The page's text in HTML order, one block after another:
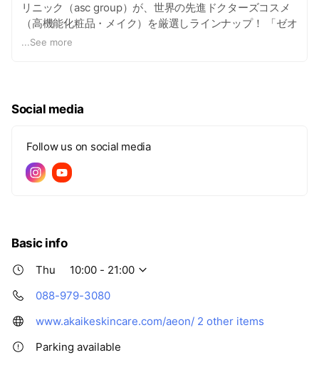
リニック（asc group）が、世界の先進ドクターズコスメ
（高機能化粧品・メイク）を厳選しラインナップ！ 「ゼオ
スキンヘルス」「エンビロン」「ジェーン・アイルデール
スタイルにあわせたご提案をさせていただきます。
...See more
Social media
Follow us on social media
Basic info
Thu
10:00 - 21:00
088-979-3080
www.akaikeskincare.com/aeon/ 2 other items
Parking available